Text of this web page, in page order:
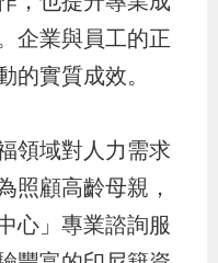
企業與員工的正
的實質成效。
域對人力需求
照顧高齡母親，
心」專業諮詢服